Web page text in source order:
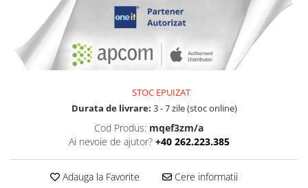
STOC EPUIZAT
Durata de livrare: 3 - 7 zile (stoc online)
Cod Produs: mqef3zm/a
Ai nevoie de ajutor? +40 262.223.385
Adauga la Favorite Cere informatii